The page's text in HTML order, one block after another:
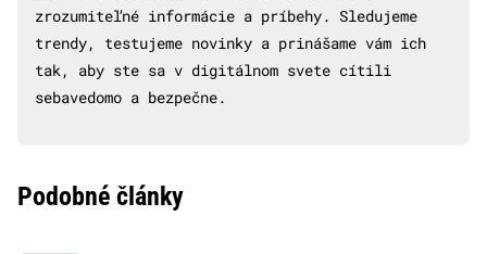
zrozumiteľné informácie a príbehy. Sledujeme
trendy, testujeme novinky a prinášame vám ich
tak, aby ste sa v digitálnom svete cítili
sebavedomo a bezpečne.
Podobné články